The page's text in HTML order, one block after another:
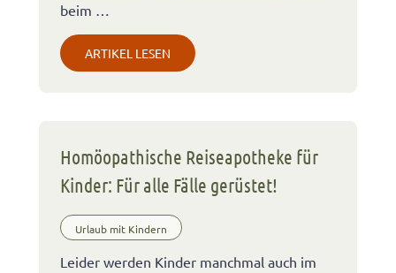
beim …
ARTIKEL LESEN
Homöopathische Reiseapotheke für
Kinder: Für alle Fälle gerüstet!
Urlaub mit Kindern
Leider werden Kinder manchmal auch im